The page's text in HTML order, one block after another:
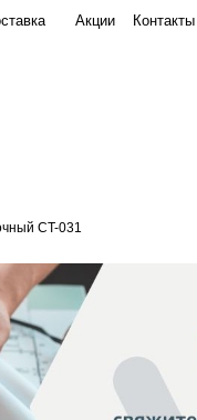
Акции Контакты
СT-031